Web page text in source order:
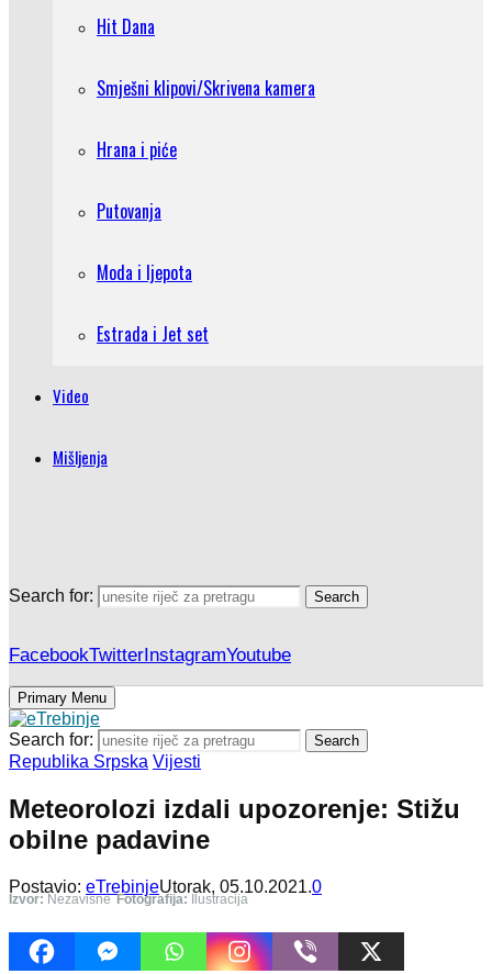
Hit Dana
Smješni klipovi/Skrivena kamera
Hrana i piće
Putovanja
Moda i ljepota
Estrada i Jet set
Video
Mišljenja
Search for: Search
FacebookTwitterInstagramYoutube
Primary Menu
Search for: Search
Republika Srpska Vijesti
Meteorolozi izdali upozorenje: Stižu
obilne padavine
Postavio: eTrebinjeUtorak, 05.10.2021.0
Izvor: Nezavisne Fotografija: Ilustracija